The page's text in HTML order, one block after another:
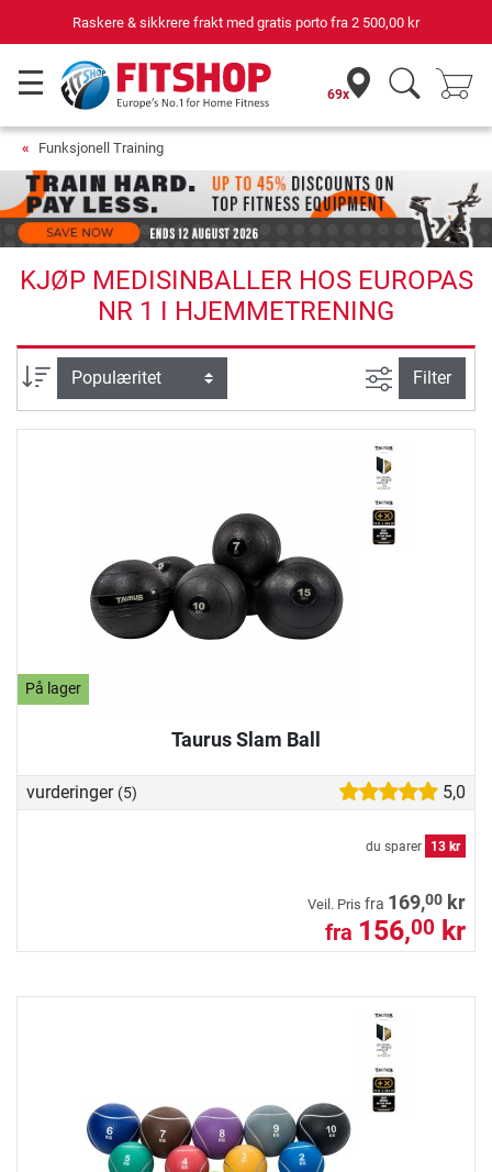
Raskere & sikkrere frakt med gratis porto fra 2 500,00 kr
69x
Funksjonell Training
KJØP MEDISINBALLER HOS EUROPAS
NR 1 I HJEMMETRENING
sortering Avansert søk
Filter
På lager
Taurus Slam Ball
vurderinger (5) 5,0
du sparer 13 kr
Veil. Pris fra 169,00 kr
fra 156,00 kr